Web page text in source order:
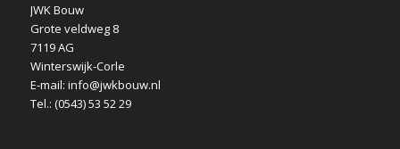
JWK Bouw
Grote veldweg 8
7119 AG
Winterswijk-Corle
E-mail: info@jwkbouw.nl
Tel.: (0543) 53 52 29